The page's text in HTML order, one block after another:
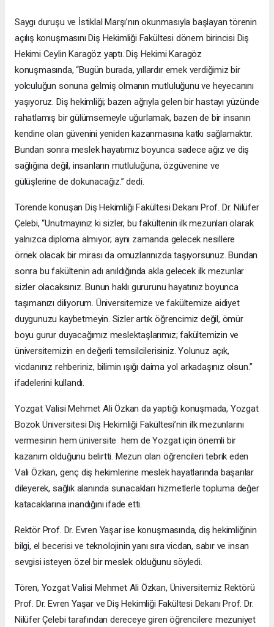
Saygı duruşu ve İstiklal Marşı’nın okunmasıyla başlayan törenin
açılış konuşmasını Diş Hekimliği Fakültesi dönem birincisi Diş
Hekimi Ceylin Karagöz yaptı. Diş Hekimi Karagöz
konuşmasında, “Bugün burada, yıllardır emek verdiğimiz bir
yolculuğun sonuna gelmiş olmanın mutluluğunu ve heyecanını
yaşıyoruz. Diş hekimliği; bazen ağrıyla gelen bir hastayı yüzünde
rahatlamış bir gülümsemeyle uğurlamak, bazen de bir insanın
kendine olan güvenini yeniden kazanmasına katkı sağlamaktır.
Bundan sonra meslek hayatımız boyunca sadece ağız ve diş
sağlığına değil, insanların mutluluğuna, özgüvenine ve
gülüşlerine de dokunacağız.” dedi.
Törende konuşan Diş Hekimliği Fakültesi Dekanı Prof. Dr. Nilüfer
Çelebi, “Unutmayınız ki sizler, bu fakültenin ilk mezunları olarak
yalnızca diploma almıyor; aynı zamanda gelecek nesillere
örnek olacak bir mirası da omuzlarınızda taşıyorsunuz. Bundan
sonra bu fakültenin adı anıldığında akla gelecek ilk mezunlar
sizler olacaksınız. Bunun haklı gururunu hayatınız boyunca
taşımanızı diliyorum. Üniversitemize ve fakültemize aidiyet
duygunuzu kaybetmeyin. Sizler artık öğrencimiz değil, ömür
boyu gurur duyacağımız meslektaşlarımız; fakültemizin ve
üniversitemizin en değerli temsilcilerisiniz. Yolunuz açık,
vicdanınız rehberiniz, bilimin ışığı daima yol arkadaşınız olsun.”
ifadelerini kullandı.
Yozgat Valisi Mehmet Ali Özkan da yaptığı konuşmada, Yozgat
Bozok Üniversitesi Diş Hekimliği Fakültesi’nin ilk mezunlarını
vermesinin hem üniversite hem de Yozgat için önemli bir
kazanım olduğunu belirtti. Mezun olan öğrencileri tebrik eden
Vali Özkan, genç diş hekimlerine meslek hayatlarında başarılar
dileyerek, sağlık alanında sunacakları hizmetlerle topluma değer
katacaklarına inandığını ifade etti.
Rektör Prof. Dr. Evren Yaşar ise konuşmasında, diş hekimliğinin
bilgi, el becerisi ve teknolojinin yanı sıra vicdan, sabır ve insan
sevgisi isteyen özel bir meslek olduğunu söyledi.
Tören, Yozgat Valisi Mehmet Ali Özkan, Üniversitemiz Rektörü
Prof. Dr. Evren Yaşar ve Diş Hekimliği Fakültesi Dekanı Prof. Dr.
Nilüfer Çelebi tarafından dereceye giren öğrencilere mezuniyet